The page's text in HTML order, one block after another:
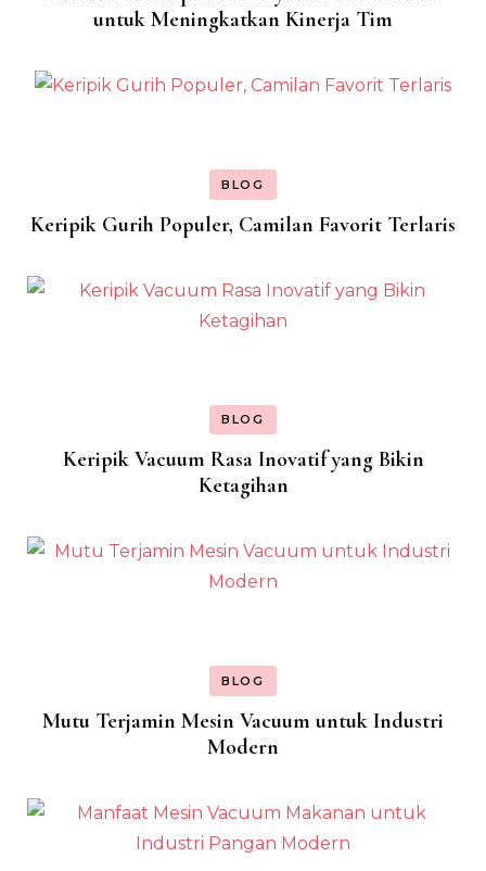
untuk Meningkatkan Kinerja Tim
BLOG
Keripik Gurih Populer, Camilan Favorit Terlaris
BLOG
Keripik Vacuum Rasa Inovatif yang Bikin
Ketagihan
BLOG
Mutu Terjamin Mesin Vacuum untuk Industri
Modern